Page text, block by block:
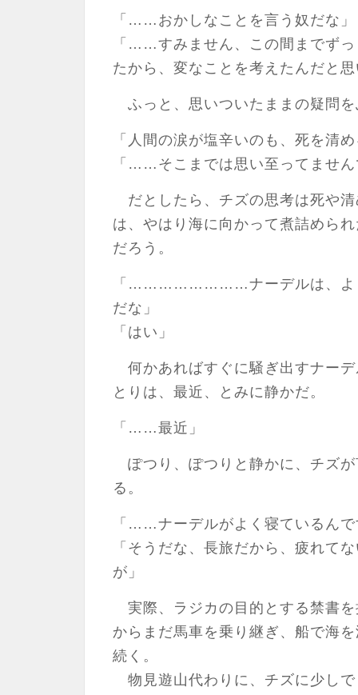
「……おかしなことを言う奴だな」
「……すみません、この間までず
たから、変なことを考えたんだと
ふっと、思いついたままの疑問
「人間の涙が塩辛いのも、死を清
「……そこまでは思い至ってませ
だとしたら、チズの思考は死や
は、やはり海に向かって煮詰めら
だろう。
「……………………ナーデルは、よ
だな」
「はい」
何かあればすぐに騒ぎ出すナー
とりは、最近、とみに静かだ。
「……最近」
ぽつり、ぽつりと静かに、チズ
る。
「……ナーデルがよく寝ているん
「そうだな、長旅だから、疲れて
が」
実際、ラジカの目的とする禁書
からまだ馬車を乗り継ぎ、船で海
続く。
物見遊山代わりに、チズに少し